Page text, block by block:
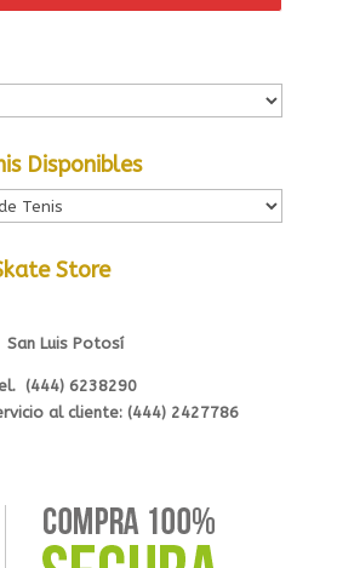
Disponibles
Store
San Luis Potosí
(444) 6238290
al cliente: (444) 2427786